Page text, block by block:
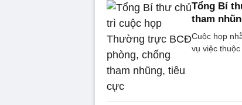
Tổng Bí
tham
Cuộc họp
vụ việc